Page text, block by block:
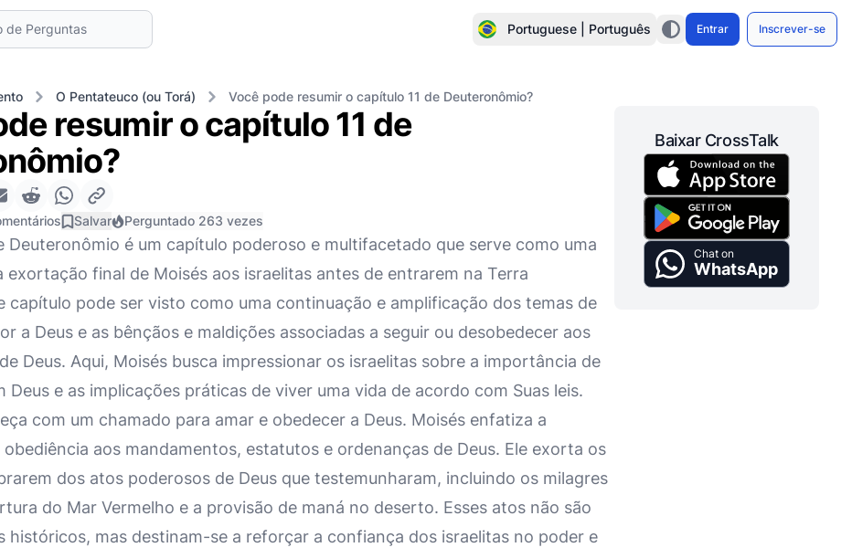
Portuguese | Português Entrar Inscrever-se
O Pentateuco (ou Torá) Você pode resumir o capítulo 11 de Deuteronômio?
resumir o capítulo 11 de
Salvar Perguntado 263 vezes
Deuteronômio é um capítulo poderoso e multifacetado que serve como uma
exortação final de Moisés aos israelitas antes de entrarem na Terra
capítulo pode ser visto como uma continuação e amplificação dos temas de
a Deus e as bênçãos e maldições associadas a seguir ou desobedecer aos
Deus. Aqui, Moisés busca impressionar os israelitas sobre a importância de
Deus e as implicações práticas de viver uma vida de acordo com Suas leis.
com um chamado para amar e obedecer a Deus. Moisés enfatiza a
aos mandamentos, estatutos e ordenanças de Deus. Ele exorta os
dos atos poderosos de Deus que testemunharam, incluindo os milagres
do Mar Vermelho e a provisão de maná no deserto. Esses atos não são
históricos, mas destinam-se a reforçar a confiança dos israelitas no poder e
Baixar CrossTalk
Chat on
WhatsApp